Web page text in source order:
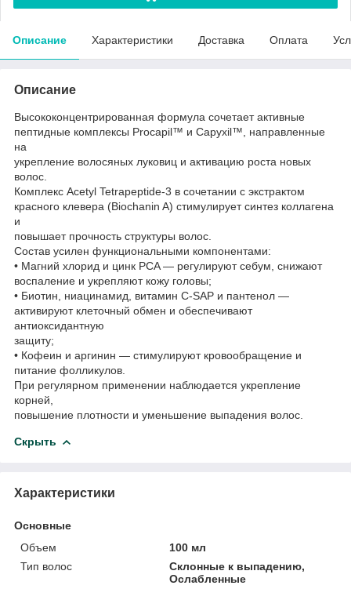
Описание Характеристики Доставка Оплата
Описание
Высококонцентрированная формула сочетает активные
пептидные комплексы Procapil™ и Capyxil™, направленные
на
укрепление волосяных луковиц и активацию роста новых
волос.
Комплекс Acetyl Tetrapeptide-3 в сочетании с экстрактом
красного клевера (Biochanin A) стимулирует синтез коллагена
и
повышает прочность структуры волос.
Состав усилен функциональными компонентами:
• Магний хлорид и цинк PCA — регулируют себум, снижают
воспаление и укрепляют кожу головы;
• Биотин, ниацинамид, витамин C-SAP и пантенол —
активируют клеточный обмен и обеспечивают
антиоксидантную
защиту;
• Кофеин и аргинин — стимулируют кровообращение и
питание фолликулов.
При регулярном применении наблюдается укрепление
корней,
повышение плотности и уменьшение выпадения волос.
Скрыть
Характеристики
Основные
Объем
100 мл
Тип волос
Склонные к выпадению,
Ослабленные